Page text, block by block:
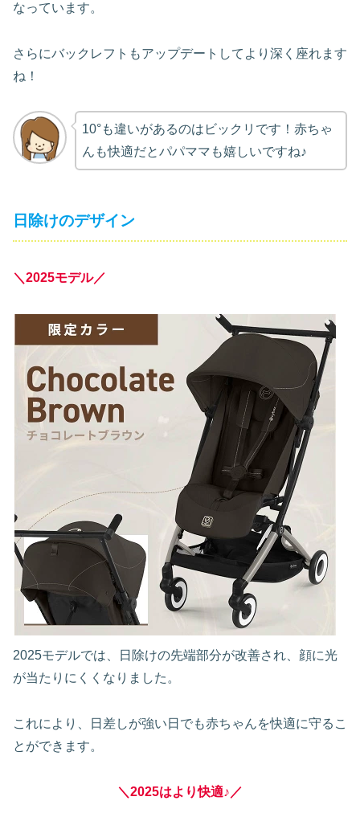
なっています。
さらにバックレフトもアップデートしてより深く座れます
ね！
10°も違いがあるのはビックリです！赤ちゃ
んも快適だとパパママも嬉しいですね♪
日除けのデザイン
＼2025モデル／
2025モデルでは、日除けの先端部分が改善され、顔に光
が当たりにくくなりました。
これにより、日差しが強い日でも赤ちゃんを快適に守るこ
とができます。
＼2025はより快適♪／